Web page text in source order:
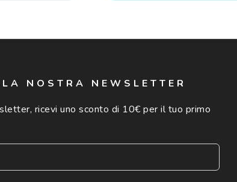
NOSTRA NEWSLETTER
ricevi uno sconto di 10€ per il tuo primo